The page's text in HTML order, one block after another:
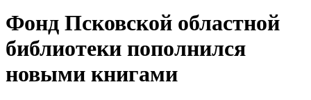
Фонд Псковской областной
библиотеки пополнился
новыми книгами